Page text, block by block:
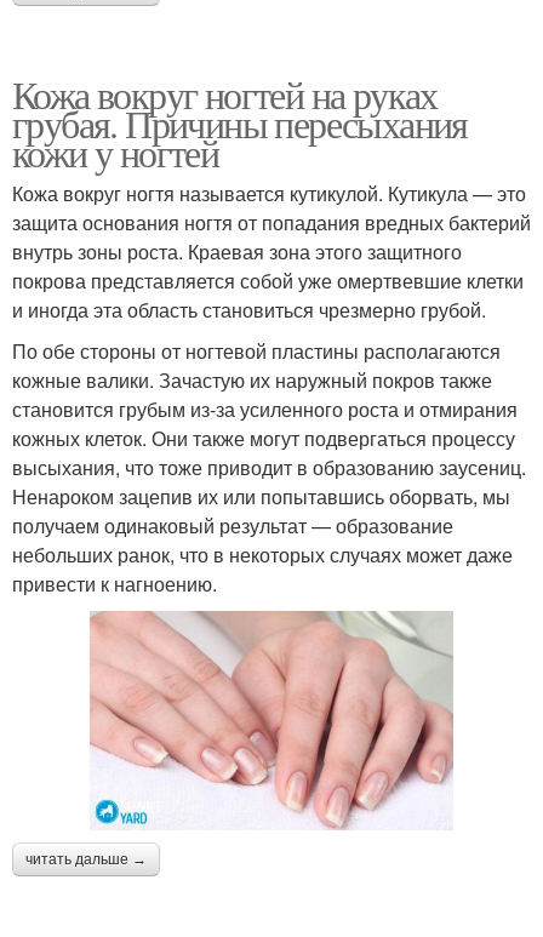
Кожа вокруг ногтей на руках
грубая. Причины пересыхания
кожи у ногтей
Кожа вокруг ногтя называется кутикулой. Кутикула — это
защита основания ногтя от попадания вредных бактерий
внутрь зоны роста. Краевая зона этого защитного
покрова представляется собой уже омертвевшие клетки
и иногда эта область становиться чрезмерно грубой.
По обе стороны от ногтевой пластины располагаются
кожные валики. Зачастую их наружный покров также
становится грубым из-за усиленного роста и отмирания
кожных клеток. Они также могут подвергаться процессу
высыхания, что тоже приводит в образованию заусениц.
Ненароком зацепив их или попытавшись оборвать, мы
получаем одинаковый результат — образование
небольших ранок, что в некоторых случаях может даже
привести к нагноению.
читать дальше →